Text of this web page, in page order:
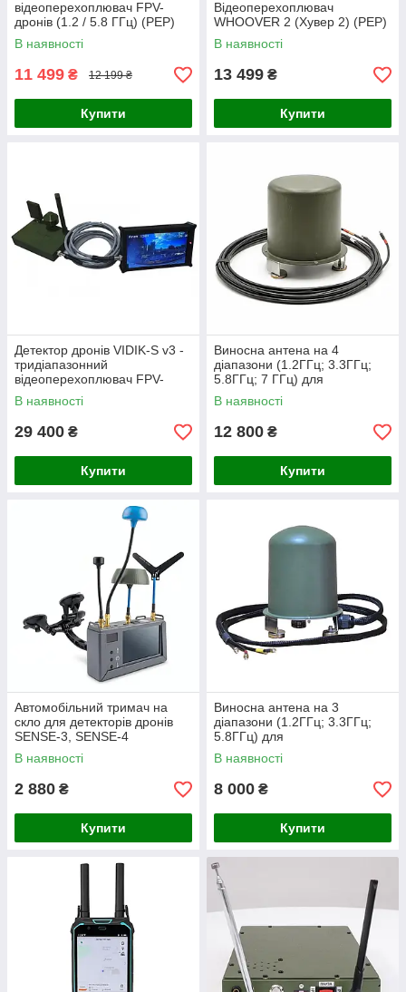
відеоперехоплювач FPV-
дронів (1.2 / 5.8 ГГц) (РЕР)
В наявності
11 499 ₴ 12 199 ₴
Купити
Відеоперехоплювач
WHOOVER 2 (Хувер 2) (РЕР)
В наявності
13 499 ₴
Купити
Детектор дронів VIDIK-S v3 -
тридіапазонний
відеоперехоплювач FPV-
дронів 1.2 / 2.4 / 3.3 /4.9 / 5.8
ГГц
В наявності
29 400 ₴
Купити
Виносна антена на 4
діапазони (1.2ГГц; 3.3ГГц;
5.8ГГц; 7 ГГц) для
відеоперехоплювача SENSE-
4
В наявності
12 800 ₴
Купити
Автомобільний тримач на
скло для детекторів дронів
SENSE-3, SENSE-4
В наявності
2 880 ₴
Купити
Виносна антена на 3
діапазони (1.2ГГц; 3.3ГГц;
5.8ГГц) для
відеоперехоплювачів FPV
дронів
В наявності
8 000 ₴
Купити